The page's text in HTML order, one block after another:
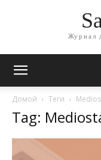
Журнал
Домой Теги
Tag: